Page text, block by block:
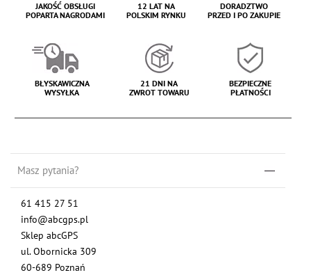
JAKOŚĆ OBSŁUGI
POPARTA NAGRODAMI
12 LAT NA
POLSKIM RYNKU
DORADZTWO
PRZED I PO ZAKUPIE
BŁYSKAWICZNA
WYSYŁKA
21 DNI NA
ZWROT TOWARU
BEZPIECZNE
PŁATNOŚCI
Masz pytania?
61 415 27 51
info@abcgps.pl
Sklep abcGPS
ul. Obornicka 309
60-689 Poznań